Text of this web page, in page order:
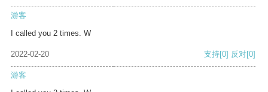
游客
I called you 2 times. W
2022-02-20 支持[0] 反对[0]
游客